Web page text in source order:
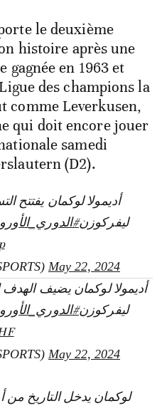
le deuxième
histoire après une
gagnée en 1963 et
des champions la
comme Leverkusen,
qui doit encore jouer
samedi
(D2).
أديمولا لوكمان يفتتح
ليفركوزن
May 22, 2024
أديمولا لوكمان يضيف الهدف
ليفركوزن
May 22, 2024
لوكمان يدخل التاريخ من